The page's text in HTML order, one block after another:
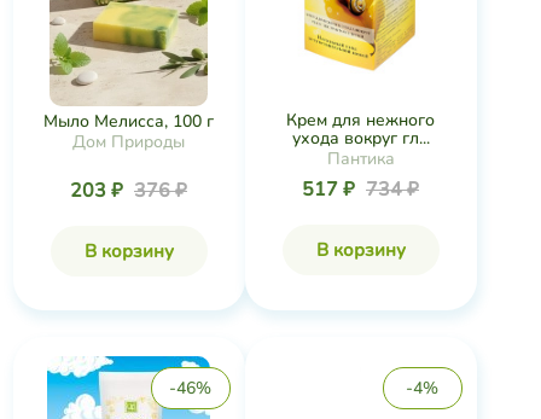
Мыло Мелисса, 100 г
Дом Природы
203 ₽ 376 ₽
В корзину
Крем для нежного
ухода вокруг гл...
Пантика
517 ₽ 734 ₽
В корзину
-46% -4%